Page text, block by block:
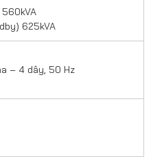
625kVA
– 4 dây, 50 Hz